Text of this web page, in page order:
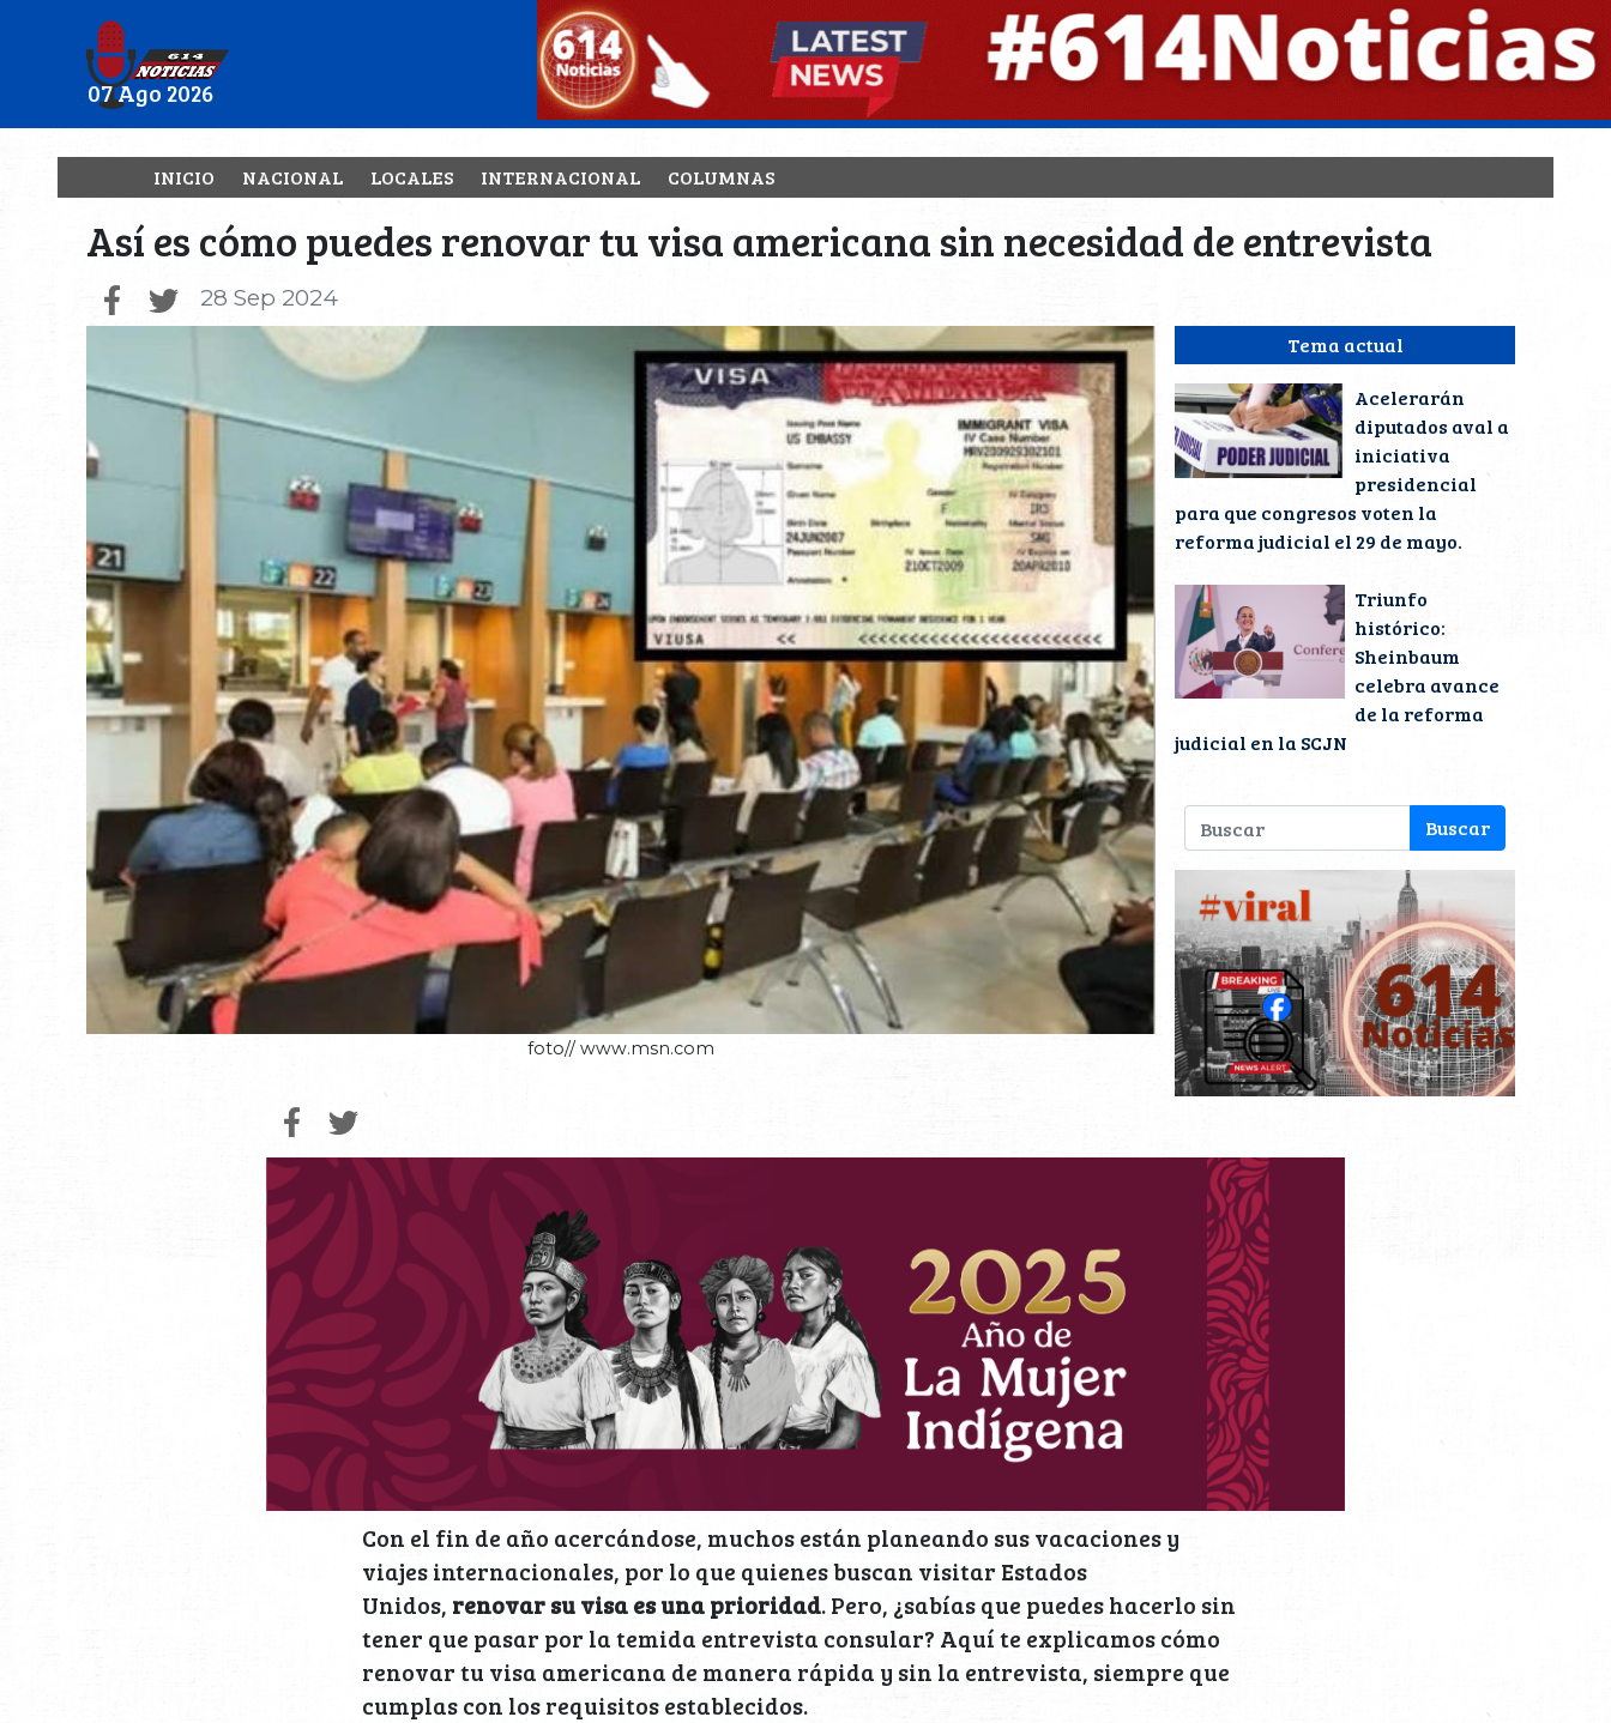
07 Ago 2026
INICIO NACIONAL LOCALES INTERNACIONAL COLUMNAS
Así es cómo puedes renovar tu visa americana sin necesidad de entrevista
28 Sep 2024
foto// www.msn.com
Tema actual
Acelerarán
diputados aval a
iniciativa
presidencial
para que congresos voten la
reforma judicial el 29 de mayo.
Triunfo
histórico:
Sheinbaum
celebra avance
de la reforma
judicial en la SCJN
Con el fin de año acercándose, muchos están planeando sus vacaciones y
viajes internacionales, por lo que quienes buscan visitar Estados
Unidos, renovar su visa es una prioridad. Pero, ¿sabías que puedes hacerlo sin
tener que pasar por la temida entrevista consular? Aquí te explicamos cómo
renovar tu visa americana de manera rápida y sin la entrevista, siempre que
cumplas con los requisitos establecidos.